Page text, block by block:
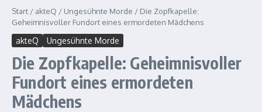
Start / akteQ / Ungesühnte Morde / Die Zopfkapelle:
Geheimnisvoller Fundort eines ermordeten Mädchens
akteQ Ungesühnte Morde
Die Zopfkapelle: Geheimnisvoller
Fundort eines ermordeten
Mädchens